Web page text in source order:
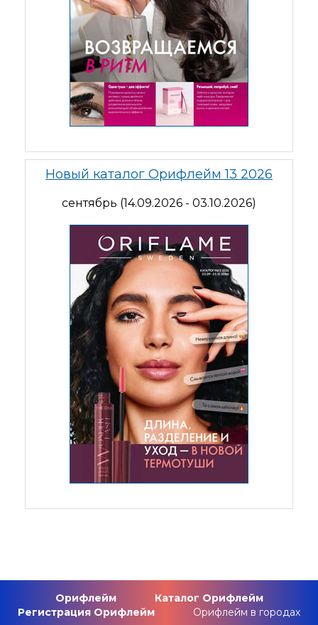
Новый каталог Орифлейм 13 2026
сентябрь (14.09.2026 - 03.10.2026)
Орифлейм
Каталог Орифлейм
Регистрация Орифлейм
Орифлейм в городах